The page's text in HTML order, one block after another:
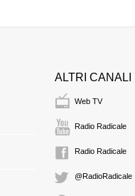
ALTRI CANALI
Web TV
Radio Radicale
Radio Radicale
@RadioRadicale